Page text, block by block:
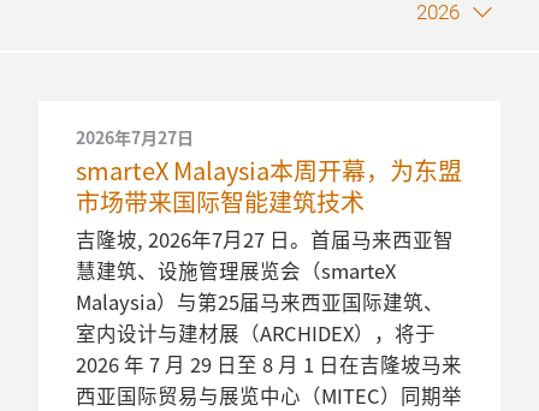
2026
2026年7月27日
smarteX Malaysia本周开幕，为东盟
市场带来国际智能建筑技术
吉隆坡, 2026年7月27 日。首届马来西亚智
慧建筑、设施管理展览会（smarteX
Malaysia）与第25届马来西亚国际建筑、
室内设计与建材展（ARCHIDEX），将于
2026 年 7 月 29 日至 8 月 1 日在吉隆坡马来
西亚国际贸易与展览中心（MITEC）同期举